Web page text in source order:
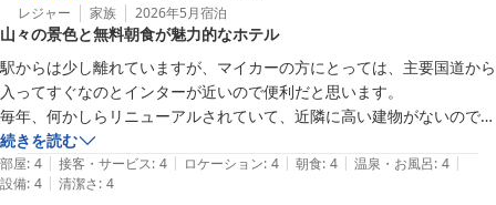
訳ございません。
上記の点を含め、改善点を見直し、よりご快適にお過しいただける
ホテルを目指しスタッフ一同精進して参りますので、今後ともホテ
ルシーラックパル高崎をよろしくお願い致します。
またのお越しをお待ち致しております。
レジャー 家族 2026年5月宿泊
山々の景色と無料朝食が魅力的なホテル
駅からは少し離れていますが、マイカーの方にとっては、主要国道から
入ってすぐなのとインターが近いので便利だと思います。
毎年、何かしらリニューアルされていて、近隣に高い建物がないので、
山々の景色が見渡せるロケーションは、群馬ならだからと思います。
全国には7店舗しかありませんが、他県にはまだ高崎以外無宿泊。無料
朝食は、巨大なチェーン店ホテル以上かもしれません。
続きを読む
部屋: 4 | 接客・サービス: 4 | ロケーション: 4 | 朝食: 4 | 温泉・お風呂: 4 |
設備: 4 | 清潔さ: 4